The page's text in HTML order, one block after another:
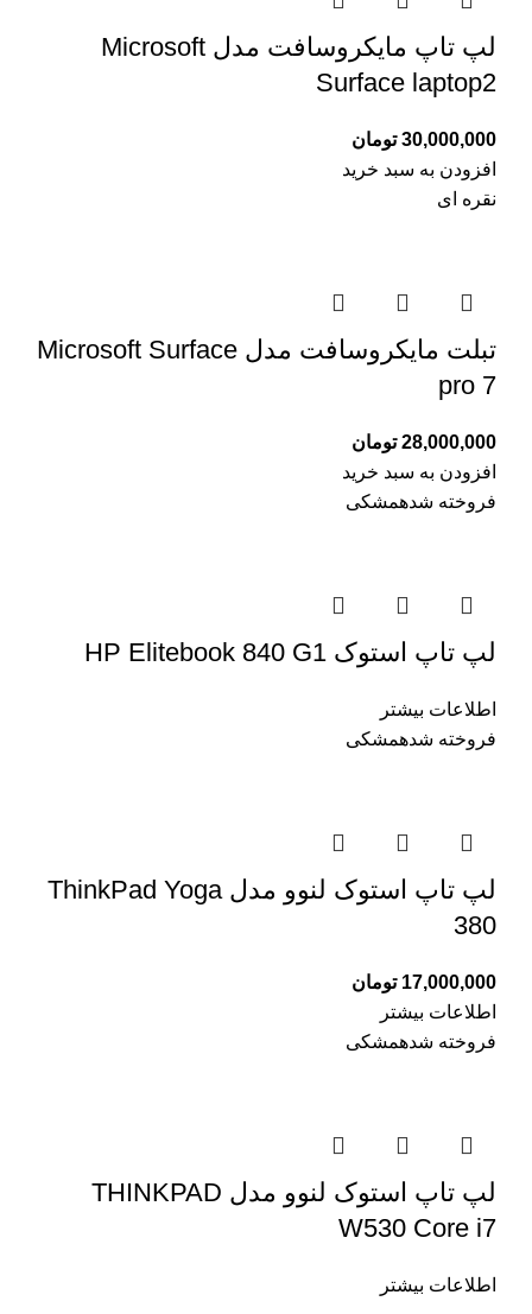
لپ تاپ مایکروسافت مدل Microsoft
Surface laptop2
30,000,000 تومان
افزودن به سبد خرید
نقره ای
تبلت مایکروسافت مدل Microsoft Surface
pro 7
28,000,000 تومان
افزودن به سبد خرید
فروخته شدهمشکی
لپ تاپ استوک HP Elitebook 840 G1
اطلاعات بیشتر
فروخته شدهمشکی
لپ تاپ استوک لنوو مدل ThinkPad Yoga
380
17,000,000 تومان
اطلاعات بیشتر
فروخته شدهمشکی
لپ تاپ استوک لنوو مدل THINKPAD
W530 Core i7
اطلاعات بیشتر